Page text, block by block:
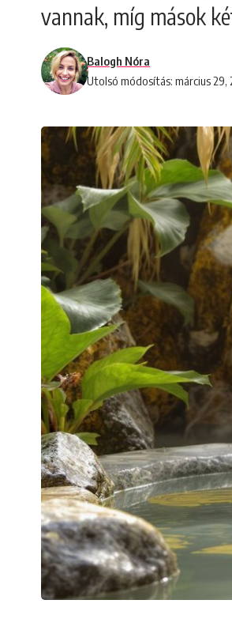
vannak, míg mások
Utolsó módosítás: március 29,
Balogh Nóra